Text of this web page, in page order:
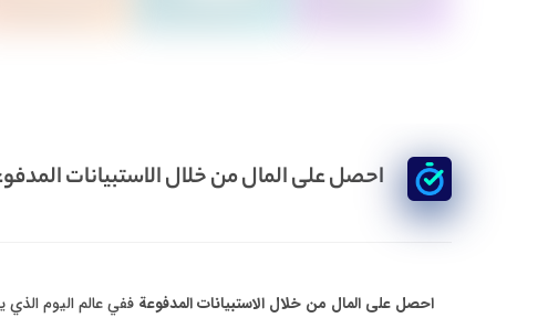
احصل على المال من خلال الاستبيانات
احصل على المال من خلال الاستبيانات المدفوعة ففي عالم اليوم